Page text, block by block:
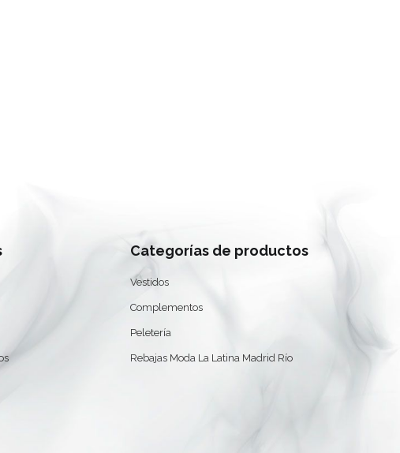
Categorías de productos
Vestidos
Complementos
Peletería
Rebajas Moda La Latina Madrid Río